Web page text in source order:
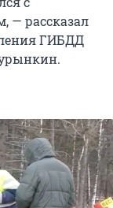
— рассказал
ГИБДД